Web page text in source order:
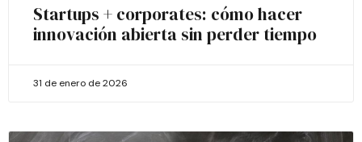
Startups + corporates: cómo hacer
innovación abierta sin perder tiempo
31 de enero de 2026